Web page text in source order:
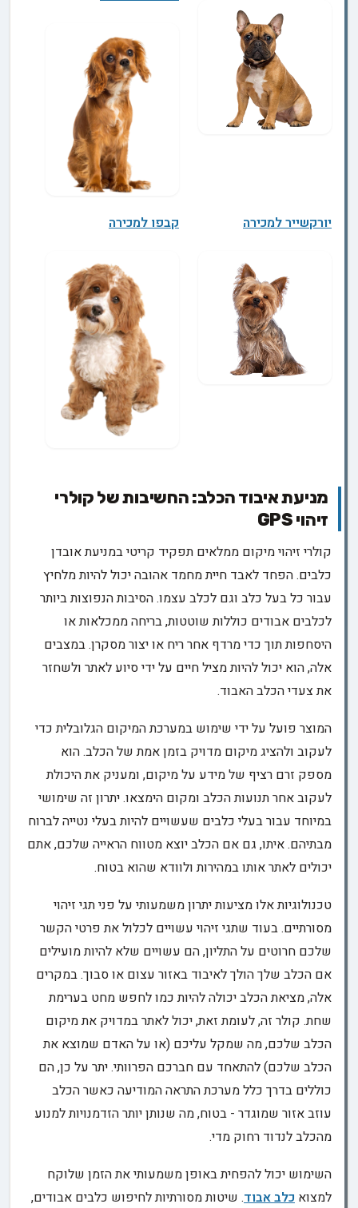
יורקשייר למכירה קבפו למכירה
מניעת איבוד הכלב: החשיבות של קולרי
זיהוי GPS
קולרי זיהוי מיקום ממלאים תפקיד קריטי במניעת אובדן
כלבים. הפחד לאבד חיית מחמד אהובה יכול להיות מלחיץ
עבור כל בעל כלב וגם לכלב עצמו. הסיבות הנפוצות ביותר
לכלבים אבודים כוללות שוטטות, בריחה ממכלאות או
היסחפות תוך כדי מרדף אחר ריח או יצור מסקרן. במצבים
אלה, הוא יכול להיות מציל חיים על ידי סיוע לאתר ולשחזר
את צעדי הכלב האבוד.
המוצר פועל על ידי שימוש במערכת המיקום הגלובלית כדי
לעקוב ולהציג מיקום מדויק בזמן אמת של הכלב. הוא
מספק זרם רציף של מידע על מיקום, ומעניק את היכולת
לעקוב אחר תנועות הכלב ומקום הימצאו. יתרון זה שימושי
במיוחד עבור בעלי כלבים שעשויים להיות בעלי נטייה לברוח
מבתיהם. איתו, גם אם הכלב יוצא מטווח הראייה שלכם, אתם
יכולים לאתר אותו במהירות ולוודא שהוא בטוח.
טכנולוגיות אלו מציעות יתרון משמעותי על פני תגי זיהוי
מסורתיים. בעוד שתגי זיהוי עשויים לכלול את פרטי הקשר
שלכם חרוטים על התליון, הם עשויים שלא להיות מועילים
אם הכלב שלך הולך לאיבוד באזור עצום או סבוך. במקרים
אלה, מציאת הכלב יכולה להיות כמו לחפש מחט בערימת
שחת. קולר זה, לעומת זאת, יכול לאתר במדויק את מיקום
הכלב שלכם, מה שמקל עליכם (או על האדם שמוצא את
הכלב שלכם) להתאחד עם חברכם הפרוותי. יתר על כן, הם
כוללים בדרך כלל מערכת התראה המודיעה כאשר הכלב
עוזב אזור שמוגדר - בטוח, מה שנותן יותר הזדמנויות למנוע
מהכלב לנדוד רחוק מדי.
השימוש יכול להפחית באופן משמעותי את הזמן שלוקח
למצוא כלב אבוד. שיטות מסורתיות לחיפוש כלבים אבודים,